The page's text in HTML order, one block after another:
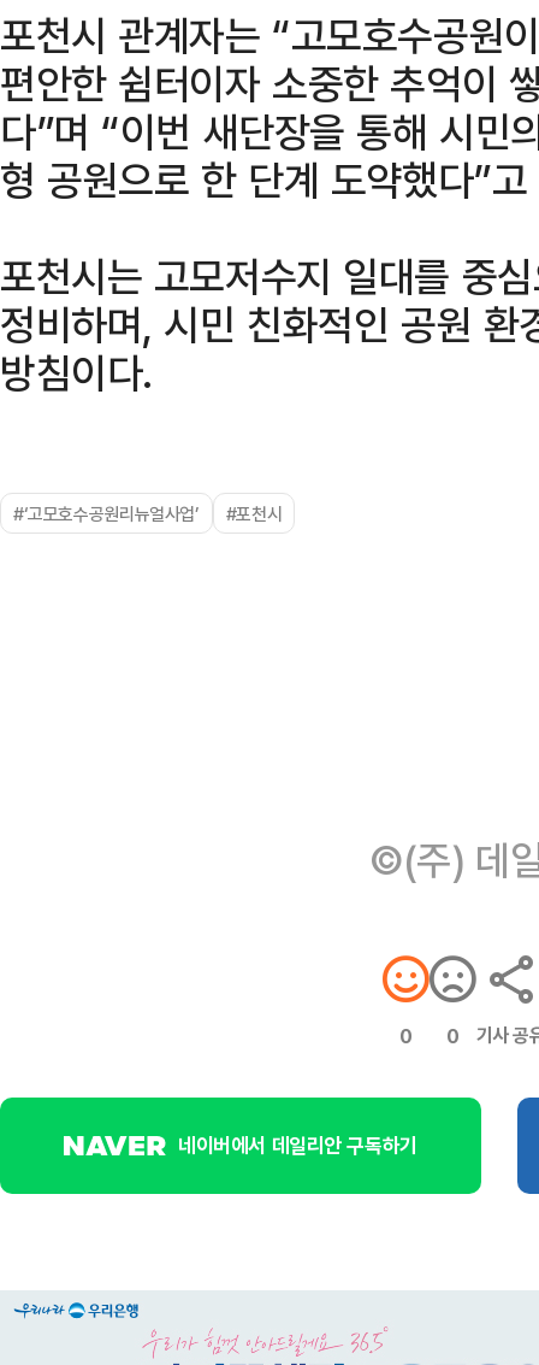
포천시 관계자는 “고모호수공원
편안한 쉼터이자 소중한 추억이
다”며 “이번 새단장을 통해 시민
형 공원으로 한 단계 도약했다”
포천시는 고모저수지 일대를 중
정비하며, 시민 친화적인 공원
방침이다.
#‘고모호수공원리뉴얼사업’ #포천시
©(주) 데
0 0 기사 공
네이버에서 데일리안 구독하기